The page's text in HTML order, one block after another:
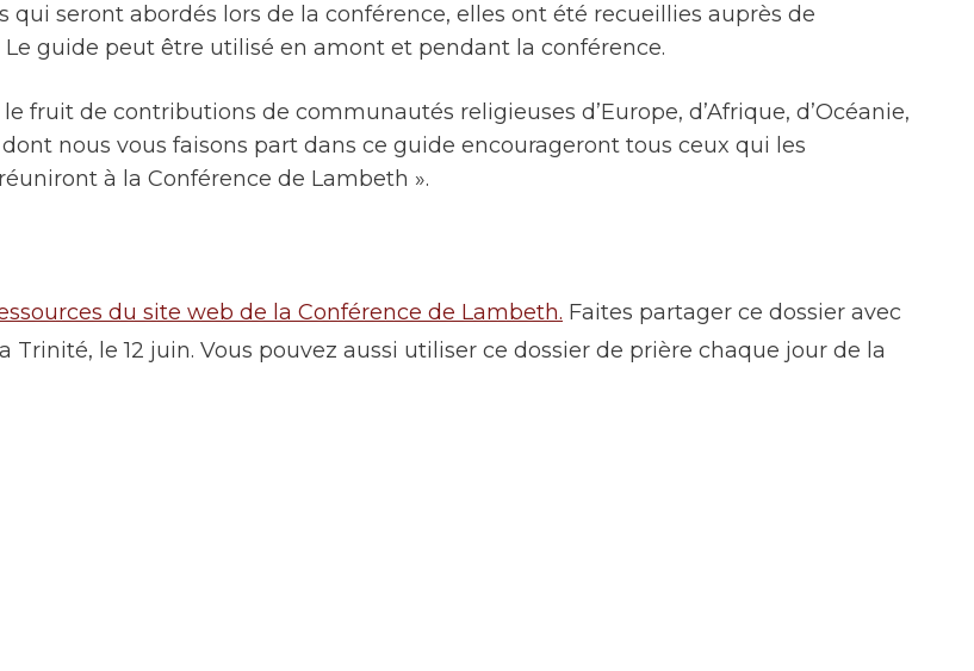
seront abordés lors de la conférence, elles ont été recueillies auprès de
guide peut être utilisé en amont et pendant la conférence.
fruit de contributions de communautés religieuses d’Europe, d’Afrique, d’Océanie,
nous vous faisons part dans ce guide encourageront tous ceux qui les
à la Conférence de Lambeth ».
du site web de la Conférence de Lambeth. Faites partager ce dossier avec
le 12 juin. Vous pouvez aussi utiliser ce dossier de prière chaque jour de la